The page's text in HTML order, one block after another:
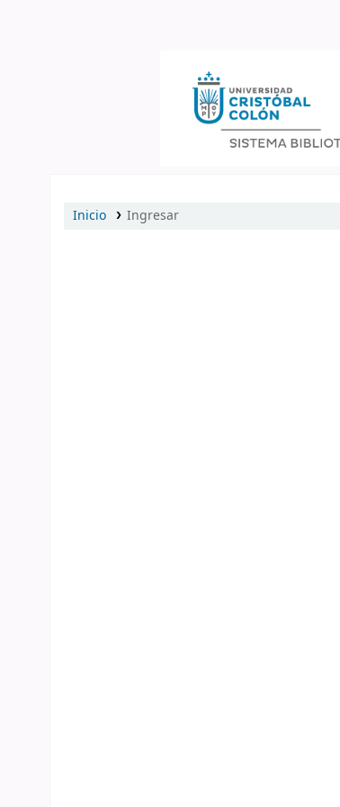
Inicio Ingresar